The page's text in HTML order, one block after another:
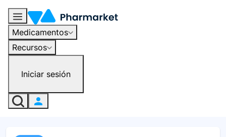
Medicamentos
Recursos
Iniciar sesión